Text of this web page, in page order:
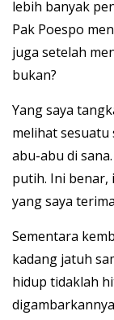
lebih banyak
Pak Poespo
juga setelah
bukan?
Yang saya
melihat
abu-abu di
putih. Ini benar,
yang saya
Sementara
kadang jatuh
hidup tidaklah